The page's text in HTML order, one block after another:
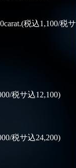
税込1,100/税サ
税サ込12,100)
税サ込24,200)